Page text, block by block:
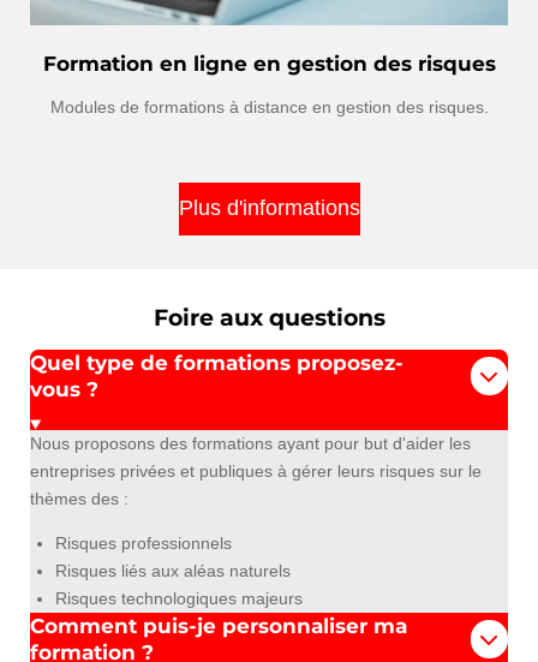
Formation en ligne en gestion des risques
Modules de formations à distance en gestion des risques.
Plus d'informations
Foire aux questions
Quel type de formations proposez-
vous ?
Nous proposons des formations ayant pour but d'aider les
entreprises privées et publiques à gérer leurs risques sur le
thèmes des :
Risques professionnels
Risques liés aux aléas naturels
Risques technologiques majeurs
Comment puis-je personnaliser ma
formation ?